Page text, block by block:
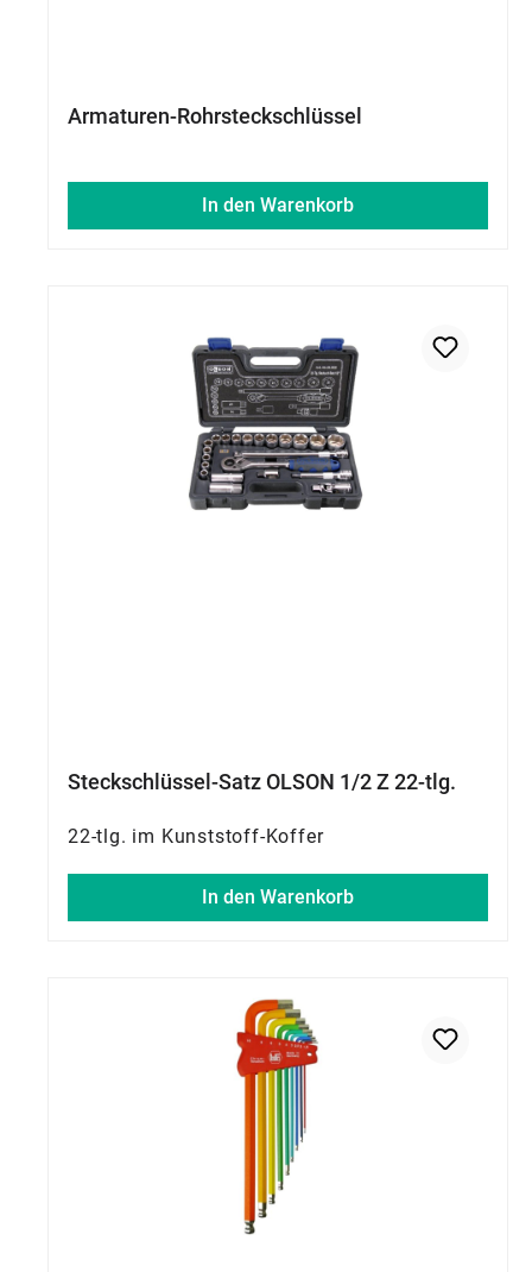
Armaturen-Rohrsteckschlüssel
In den Warenkorb
Steckschlüssel-Satz OLSON 1/2 Z 22-tlg.
22-tlg. im Kunststoff-Koffer
In den Warenkorb